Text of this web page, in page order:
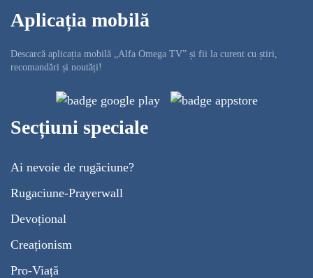
Aplicația mobilă
Descarcă aplicația mobilă „Alfa Omega TV” și fii la curent cu știri,
recomandări și noutăți!
Secțiuni speciale
Ai nevoie de rugăciune?
Rugaciune-Prayerwall
Devoțional
Creaționism
Pro-Viață